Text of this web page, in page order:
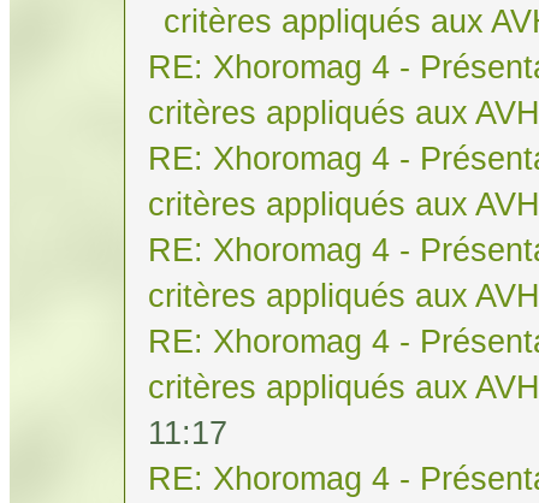
critères appliqués aux
RE: Xhoromag 4 -
critères appliqués aux AVH
RE: Xhoromag 4 -
critères appliqués aux AVH
RE: Xhoromag 4 -
critères appliqués aux AVH
RE: Xhoromag 4 -
critères appliqués aux AVH
11:17
RE: Xhoromag 4 -